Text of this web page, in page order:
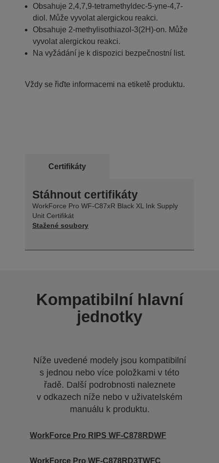
Obsahuje 2,4,7,9-tetramethyldec-5-yne-4,7-
diol. Může vyvolat alergickou reakci.
Obsahuje 2-methylisothiazol-3(2H)-on. Může
vyvolat alergickou reakci.
Na vyžádání je k dispozici bezpečnostní list.
Vždy se řiďte informacemi na etiketě produktu.
Certifikáty
Stáhnout certifikáty
WorkForce Pro WF-C87xR Black XL Ink Supply
Unit Certifikát
Stažené soubory
Kompatibilní hlavní
jednotky
Níže uvedené modely jsou kompatibilní
s jednou nebo více položkami v této
řadě. Další podrobnosti naleznete
v odkazech níže nebo v uživatelském
manuálu k produktu.
WorkForce Pro RIPS WF-C878RDWF
WorkForce Pro WF-C878RD3TWFC